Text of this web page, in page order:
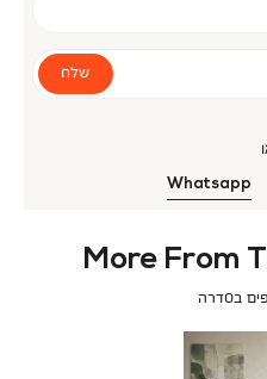
שלח
Whatsapp
More From
בסדרה